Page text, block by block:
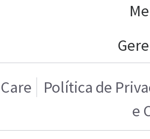
Política de
e